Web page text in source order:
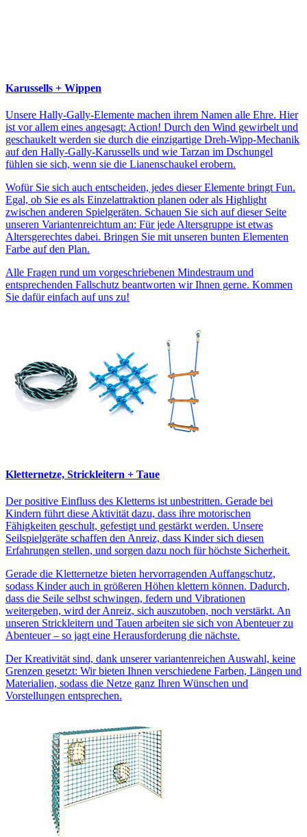
Karussells + Wippen
Unsere Hally-Gally-Elemente machen ihrem Namen alle Ehre. Hier
ist vor allem eines angesagt: Action! Durch den Wind gewirbelt und
geschaukelt werden sie durch die einzigartige Dreh-Wipp-Mechanik
auf den Hally-Gally-Karussells und wie Tarzan im Dschungel
fühlen sie sich, wenn sie die Lianenschaukel erobern.
Wofür Sie sich auch entscheiden, jedes dieser Elemente bringt Fun.
Egal, ob Sie es als Einzelattraktion planen oder als Highlight
zwischen anderen Spielgeräten. Schauen Sie sich auf dieser Seite
unseren Variantenreichtum an: Für jede Altersgruppe ist etwas
Altersgerechtes dabei. Bringen Sie mit unseren bunten Elementen
Farbe auf den Plan.
Alle Fragen rund um vorgeschriebenen Mindestraum und
entsprechenden Fallschutz beantworten wir Ihnen gerne. Kommen
Sie dafür einfach auf uns zu!
Kletternetze, Strickleitern + Taue
Der positive Einfluss des Kletterns ist unbestritten. Gerade bei
Kindern führt diese Aktivität dazu, dass ihre motorischen
Fähigkeiten geschult, gefestigt und gestärkt werden. Unsere
Seilspielgeräte schaffen den Anreiz, dass Kinder sich diesen
Erfahrungen stellen, und sorgen dazu noch für höchste Sicherheit.
Gerade die Kletternetze bieten hervorragenden Auffangschutz,
sodass Kinder auch in größeren Höhen klettern können. Dadurch,
dass die Seile selbst schwingen, federn und Vibrationen
weitergeben, wird der Anreiz, sich auszutoben, noch verstärkt. An
unseren Strickleitern und Tauen arbeiten sie sich von Abenteuer zu
Abenteuer – so jagt eine Herausforderung die nächste.
Der Kreativität sind, dank unserer variantenreichen Auswahl, keine
Grenzen gesetzt: Wir bieten Ihnen verschiedene Farben, Längen und
Materialien, sodass die Netze ganz Ihren Wünschen und
Vorstellungen entsprechen.